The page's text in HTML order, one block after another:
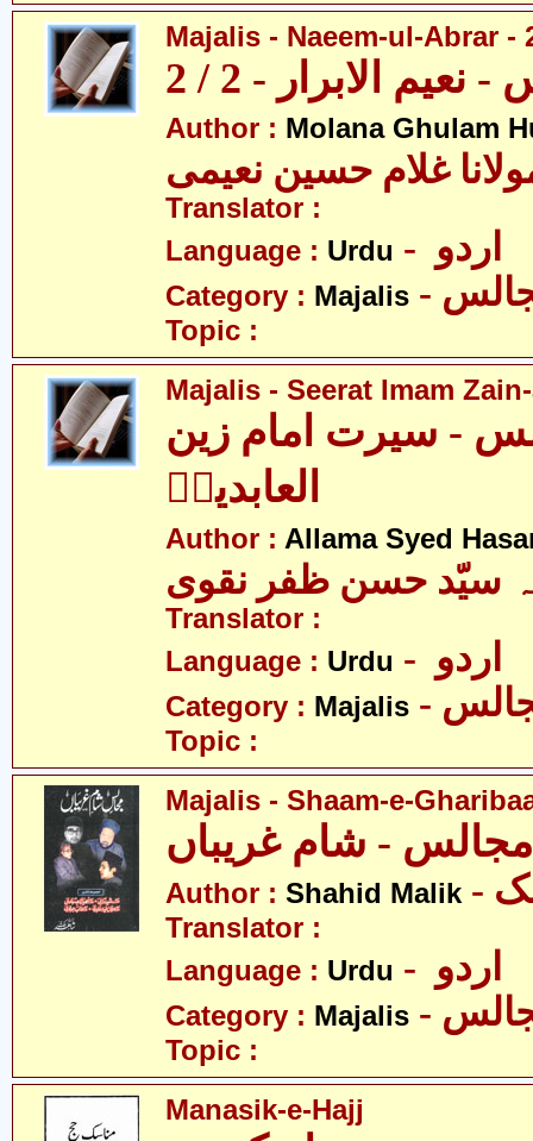
Majalis - Naeem-ul-Abrar -
الابرار - 2 / 2
Author : Molana Ghulam
غلام حسین نعیمی
Translator :
Language : Urdu
Category : Majalis
Topic :
Majalis - Seerat Imam
- سیرت امام زین
العابدینؑ
Author : Allama Syed
سیّد حسن ظفر نقوی
Translator :
Language : Urdu
Category : Majalis
Topic :
Majalis - Shaam-e-
مجالس - شام غریباں
Author : Shahid Malik
Translator :
Language : Urdu
Category : Majalis
Topic :
Manasik-e-Hajj